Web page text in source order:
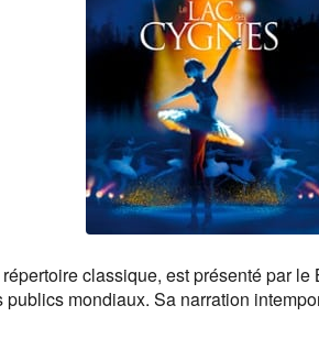
classique, est présenté par
mondiaux. Sa narration